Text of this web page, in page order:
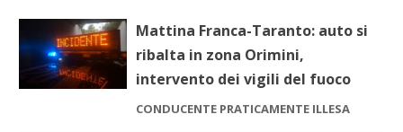
Mattina Franca-Taranto: auto si
ribalta in zona Orimini,
intervento dei vigili del fuoco
CONDUCENTE PRATICAMENTE ILLESA